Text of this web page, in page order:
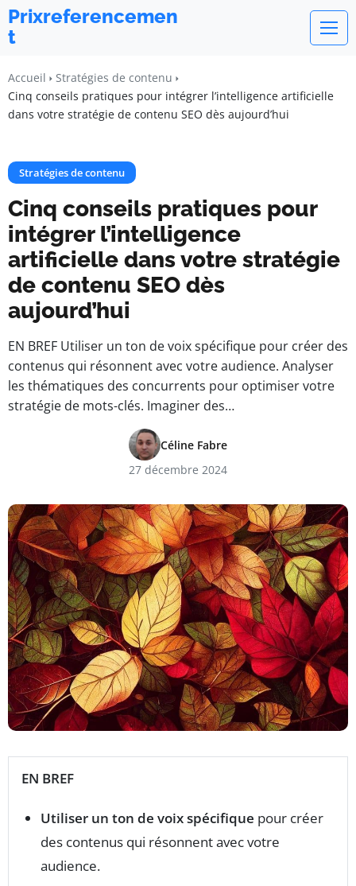
Prixreferencemen
t
Accueil
Stratégies de contenu
Cinq conseils pratiques pour intégrer l’intelligence artificielle
dans votre stratégie de contenu SEO dès aujourd’hui
Stratégies de contenu
Cinq conseils pratiques pour
intégrer l’intelligence
artificielle dans votre stratégie
de contenu SEO dès
aujourd’hui
EN BREF Utiliser un ton de voix spécifique pour créer des
contenus qui résonnent avec votre audience. Analyser
les thématiques des concurrents pour optimiser votre
stratégie de mots-clés. Imaginer des…
Céline Fabre
27 décembre 2024
EN BREF
Utiliser un ton de voix spécifique pour créer
des contenus qui résonnent avec votre
audience.